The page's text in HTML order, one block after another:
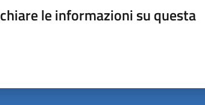
le informazioni su questa